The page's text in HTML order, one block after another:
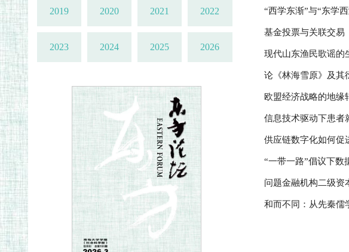
2019 2020 2021 2022
2023 2024 2025 2026
“西学东渐”与“东学
基金投票与关联交易
现代山东渔民歌谣
欧盟经济战略的地
信息技术驱动下患
供应链数字化如何
“一带一路”倡议下
问题金融机构二级
和而不同：从先秦